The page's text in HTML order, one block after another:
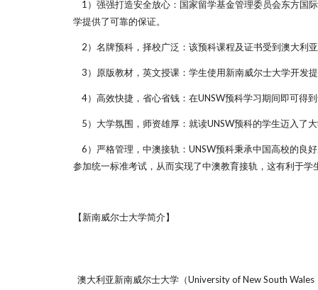
1）强强打造安全放心：国家留学基金管理委员会东方国
学提供了可靠的保证。
2）名牌预科，择校广泛：该预科课程及证书受到澳大利
3）原版教材，英文授课：学生使用新南威尔士大学开发
4）高效快捷，省心省钱：在UNSW预科学习期间即可得
5）大学氛围，师资雄厚：就读UNSW预科的学生迈入了
6）严格管理，中澳接轨：UNSW预科秉承中国高校的良
参加统一标准考试，从而实现了中澳教育接轨，这有利于
【新南威尔士大学简介】
澳大利亚新南威尔士大学（University of New South